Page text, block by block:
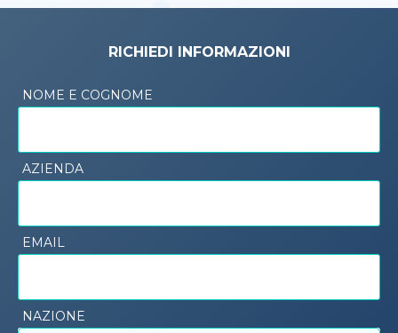
RICHIEDI INFORMAZIONI
NOME E COGNOME
AZIENDA
EMAIL
NAZIONE